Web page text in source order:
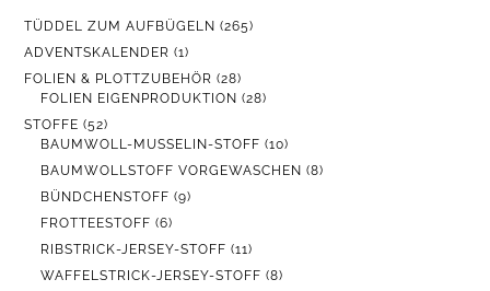
TÜDDEL ZUM AUFBÜGELN 265265
ADVENTSKALENDER 11
PRODUKT
FOLIEN & PLOTTZUBEHÖR 2828
PRODUKTE
FOLIEN EIGENPRODUKTION 2828
STOFFE 5252
PRODUKTE
BAUMWOLL-MUSSELIN-STOFF 1010
PRODUKTE
BAUMWOLLSTOFF VORGEWASCHEN 88
BÜNDCHENSTOFF 99
FROTTEESTOFF 66
PRODUKTE
RIBSTRICK-JERSEY-STOFF 1111
PRODUKTE
WAFFELSTRICK-JERSEY-STOFF 88